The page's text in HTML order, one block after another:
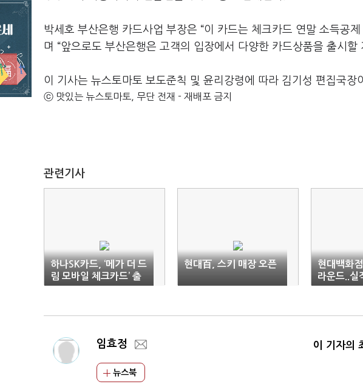
박세호 부산은행 카드사업 부장은 “이 카드는 체크카드 연말 소득공
며 “앞으로도 부산은행은 고객의 입장에서 다양한 카드상품을 출시할
이 기사는 뉴스토마토 보도준칙 및 윤리강령에 따라 김기성 편집국장
ⓒ 맛있는 뉴스토마토, 무단 전재 - 재배포 금지
관련기사
하나SK카드, ‘메가 더 드
림 모바일 체크카드’ 출
시
현대百, 스키 매장 오픈
현대백화
라운드..실
HMC證
임효정
뉴스북
이 기자의